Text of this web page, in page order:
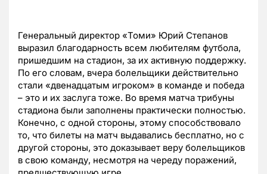
Генеральный директор «Томи» Юрий Степанов
выразил благодарность всем любителям футбола,
пришедшим на стадион, за их активную поддержку.
По его словам, вчера болельщики действительно
стали «двенадцатым игроком» в команде и победа
– это и их заслуга тоже. Во время матча трибуны
стадиона были заполнены практически полностью.
Конечно, с одной стороны, этому способствовало
то, что билеты на матч выдавались бесплатно, но с
другой стороны, это доказывает веру болельщиков
в свою команду, несмотря на череду поражений,